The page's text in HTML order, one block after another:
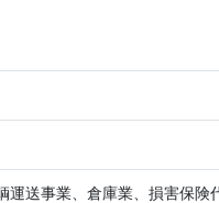
送事業、倉庫業、損害保